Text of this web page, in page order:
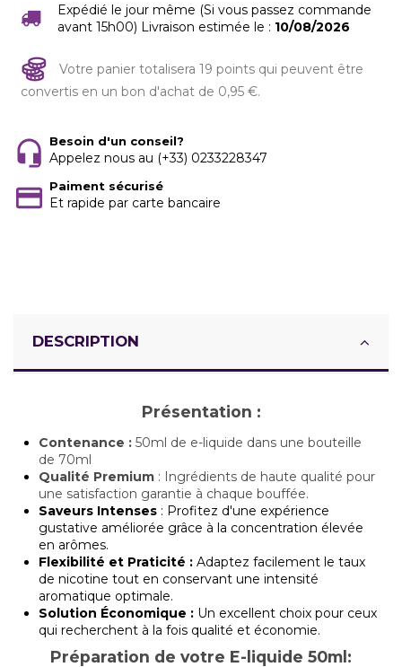
Expédié le jour même (Si vous passez commande
avant 15h00) Livraison estimée le : 10/08/2026
Votre panier totalisera 19 points qui peuvent être
convertis en un bon d'achat de 0,95 €.
Besoin d'un conseil?
Appelez nous au (+33) 0233228347
Paiment sécurisé
Et rapide par carte bancaire
DESCRIPTION
Présentation :
Contenance : 50ml de e-liquide dans une bouteille
de 70ml
Qualité Premium : Ingrédients de haute qualité pour
une satisfaction garantie à chaque bouffée.
Saveurs Intenses : Profitez d'une expérience
gustative améliorée grâce à la concentration élevée
en arômes.
Flexibilité et Praticité : Adaptez facilement le taux
de nicotine tout en conservant une intensité
aromatique optimale.
Solution Économique : Un excellent choix pour ceux
qui recherchent à la fois qualité et économie.
Préparation de votre E-liquide 50ml: